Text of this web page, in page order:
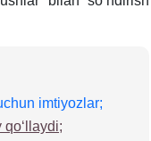
imtiyozlar;